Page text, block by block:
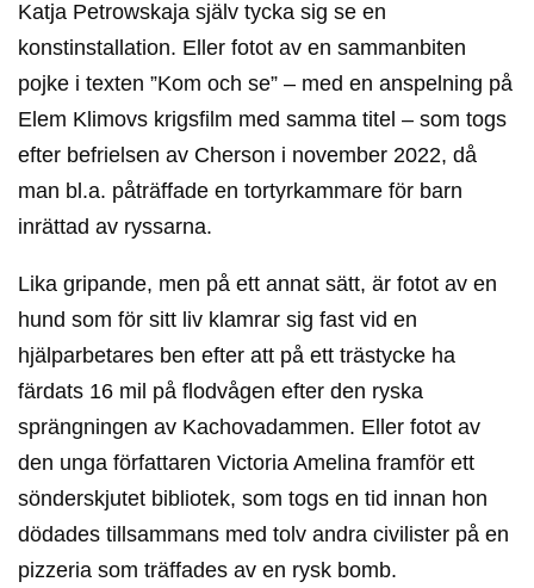
Katja Petrowskaja själv tycka sig se en
konstinstallation. Eller fotot av en sammanbiten
pojke i texten ”Kom och se” – med en anspelning på
Elem Klimovs krigsfilm med samma titel – som togs
efter befrielsen av Cherson i november 2022, då
man bl.a. påträffade en tortyrkammare för barn
inrättad av ryssarna.
Lika gripande, men på ett annat sätt, är fotot av en
hund som för sitt liv klamrar sig fast vid en
hjälparbetares ben efter att på ett trästycke ha
färdats 16 mil på flodvågen efter den ryska
sprängningen av Kachovadammen. Eller fotot av
den unga författaren Victoria Amelina framför ett
sönderskjutet bibliotek, som togs en tid innan hon
dödades tillsammans med tolv andra civilister på en
pizzeria som träffades av en rysk bomb.